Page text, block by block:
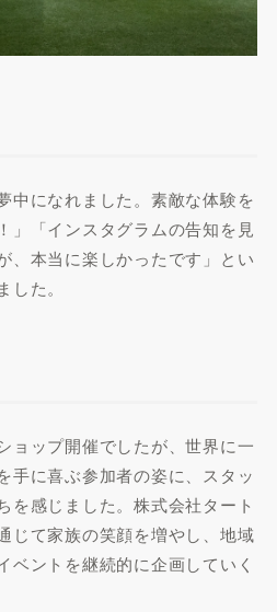
中になれました。素敵な体験を
」「インスタグラムの告知を見
、本当に楽しかったです」とい
た。
ョップ開催でしたが、世界に一
手に喜ぶ参加者の姿に、スタッ
を感じました。株式会社タート
じて家族の笑顔を増やし、地域
ベントを継続的に企画していく